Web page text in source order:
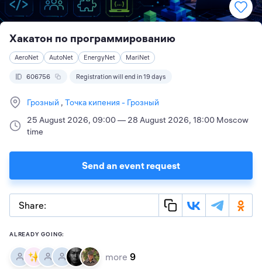
Хакатон по программированию
AeroNet AutoNet EnergyNet MariNet
606756 Registration will end in 19 days
Грозный
Точка кипения - Грозный
25 August 2026, 09:00 — 28 August 2026, 18:00 Moscow
time
Send an event request
Share:
ALREADY GOING:
more 9